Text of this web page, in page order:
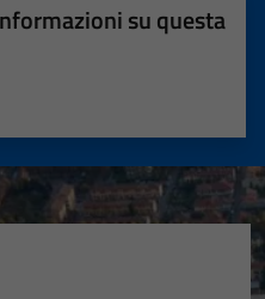
su questa
su 5